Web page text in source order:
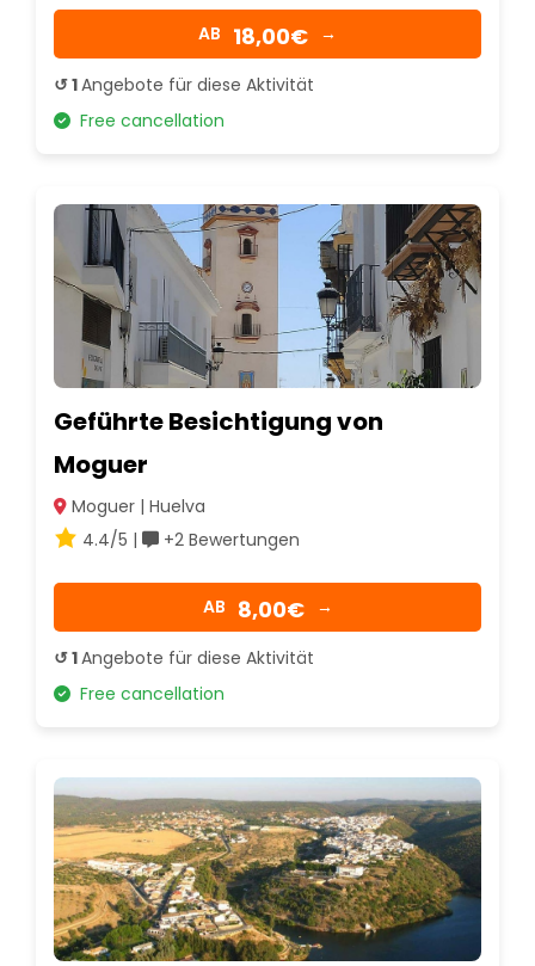
AB 18,00€ →
↺ 1Angebote für diese Aktivität
Free cancellation
Geführte Besichtigung von
Moguer
Moguer | Huelva
4.4/5 |
+2 Bewertungen
AB 8,00€ →
↺ 1Angebote für diese Aktivität
Free cancellation